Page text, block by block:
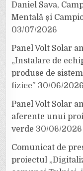
Daniel Sava,
Mentală și
03/07/2026
Panel Volt Solar
„Instalare de
produse de
fizice” 30/06/2026
Panel Volt Solar
aferente unui
verde 30/06/2026
Comunicat de
proiectul